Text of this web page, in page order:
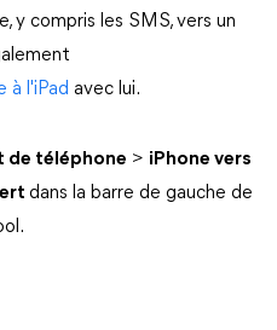
y compris les SMS, vers un
à l'iPad avec lui.
de téléphone > iPhone vers
dans la barre de gauche de